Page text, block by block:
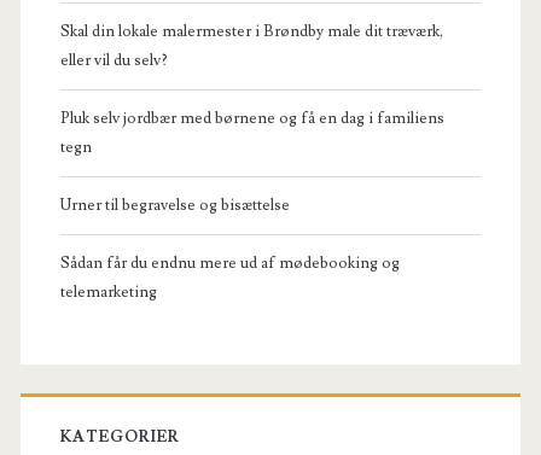
Skal din lokale malermester i Brøndby male dit træværk,
eller vil du selv?
Pluk selv jordbær med børnene og få en dag i familiens
tegn
Urner til begravelse og bisættelse
Sådan får du endnu mere ud af mødebooking og
telemarketing
KATEGORIER